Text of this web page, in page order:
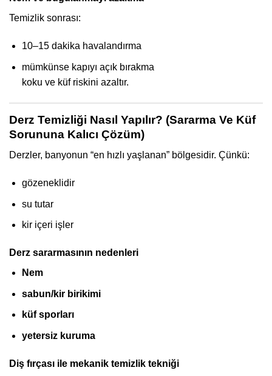
Temizlik sonrası:
10–15 dakika havalandırma
mümkünse kapıyı açık bırakma
koku ve küf riskini azaltır.
Derz Temizliği Nasıl Yapılır? (Sararma Ve Küf
Sorununa Kalıcı Çözüm)
Derzler, banyonun “en hızlı yaşlanan” bölgesidir. Çünkü:
gözeneklidir
su tutar
kir içeri işler
Derz sararmasının nedenleri
Nem
sabun/kir birikimi
küf sporları
yetersiz kuruma
Diş fırçası ile mekanik temizlik tekniği